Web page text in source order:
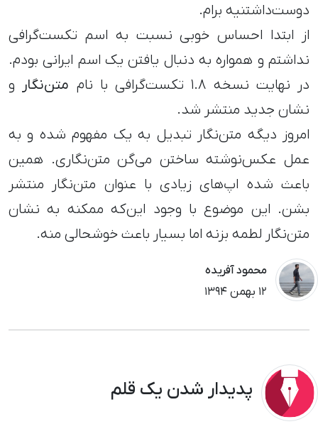
دوست‌داشتنیه برام.
از ابتدا احساس خوبی نسبت به اسم تکست‌گرافی
نداشتم و همواره به دنبال یافتن یک اسم ایرانی بودم.
در نهایت نسخه ۱.۸ تکست‌گرافی با نام
متن‌نگار و
نشان جدید منتشر شد.
امروز دیگه متن‌نگار تبدیل به یک مفهوم شده و به
عمل عکس‌نوشته ساختن می‌گن متن‌نگاری. همین
باعث شده اپ‌های زیادی با عنوان متن‌نگار منتشر
بشن. این موضوع با وجود این‌که ممکنه به نشان
متن‌نگار لطمه بزنه اما بسیار باعث خوشحالی منه.
محمود آفریده
١٢ بهمن ١٣٩۴
پدیدار شدن یک قلم